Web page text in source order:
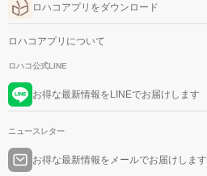
ロハコアプリをダウンロード
ロハコアプリについて
ロハコ公式LINE
お得な最新情報をLINEでお届けします
ニュースレター
お得な最新情報をメールでお届けします